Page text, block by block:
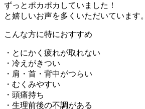
ずっとポカポカしていました！
と嬉しいお声を多くいただいています。
こんな方に特におすすめ
・とにかく疲れが取れない
・冷えがきつい
・肩・首・背中がつらい
・むくみやすい
・頭痛持ち
・生理前後の不調がある